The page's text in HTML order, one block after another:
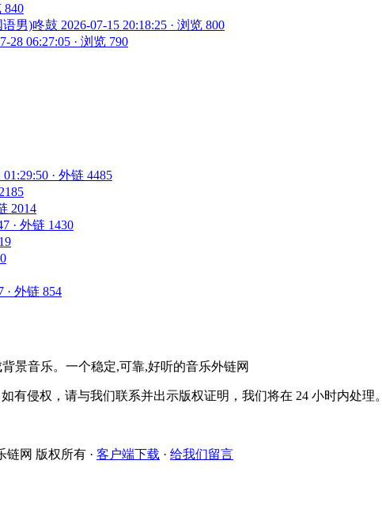
840
语男)咚鼓 2026-07-15 20:18:25 · 浏览 800
28 06:27:05 · 浏览 790
01:29:50 · 外链 4485
2014
· 外链 1430
· 外链 854
景音乐。一个稳定,可靠,好听的音乐外链网
有侵权，请与我们联系并出示版权证明，我们将在 24 小时内处理。
链网 版权所有 · 客户端下载 · 给我们留言